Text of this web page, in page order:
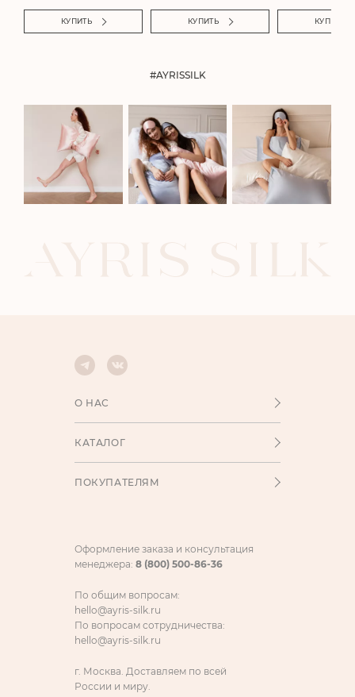
КУПИТЬ КУПИТЬ КУПИТЬ
#AYRISSILK
О НАС
КАТАЛОГ
ПОКУПАТЕЛЯМ
Оформление заказа и консультация
менеджера: 8 (800) 500-86-36
По общим вопросам:
hello@ayris-silk.ru
По вопросам сотрудничества:
hello@ayris-silk.ru
г. Москва. Доставляем по всей
России и миру.